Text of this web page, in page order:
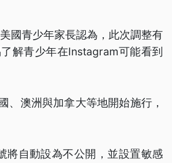
國青少年家長認為，此次調整有
解青少年在Instagram可能看到
、澳洲與加拿大等地開始施行，
將自動設為不公開，並設置敏感